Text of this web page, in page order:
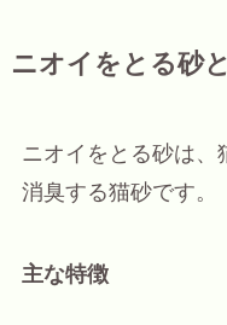
ニオイをとる砂
ニオイをとる砂は、
消臭する猫砂です。
主な特徴